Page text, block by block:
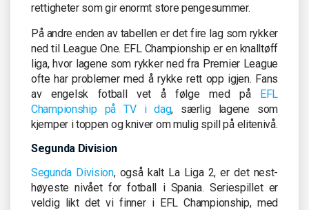
rettigheter som gir enormt store pengesummer.
På andre enden av tabellen er det fire lag som rykker
ned til League One. EFL Championship er en knalltøff
liga, hvor lagene som rykker ned fra Premier League
ofte har problemer med å rykke rett opp igjen. Fans
av engelsk fotball vet å følge med på EFL
Championship på TV i dag, særlig lagene som
kjemper i toppen og kniver om mulig spill på elitenivå.
Segunda Division
Segunda Division, også kalt La Liga 2, er det nest-
høyeste nivået for fotball i Spania. Seriespillet er
veldig likt det vi finner i EFL Championship, med